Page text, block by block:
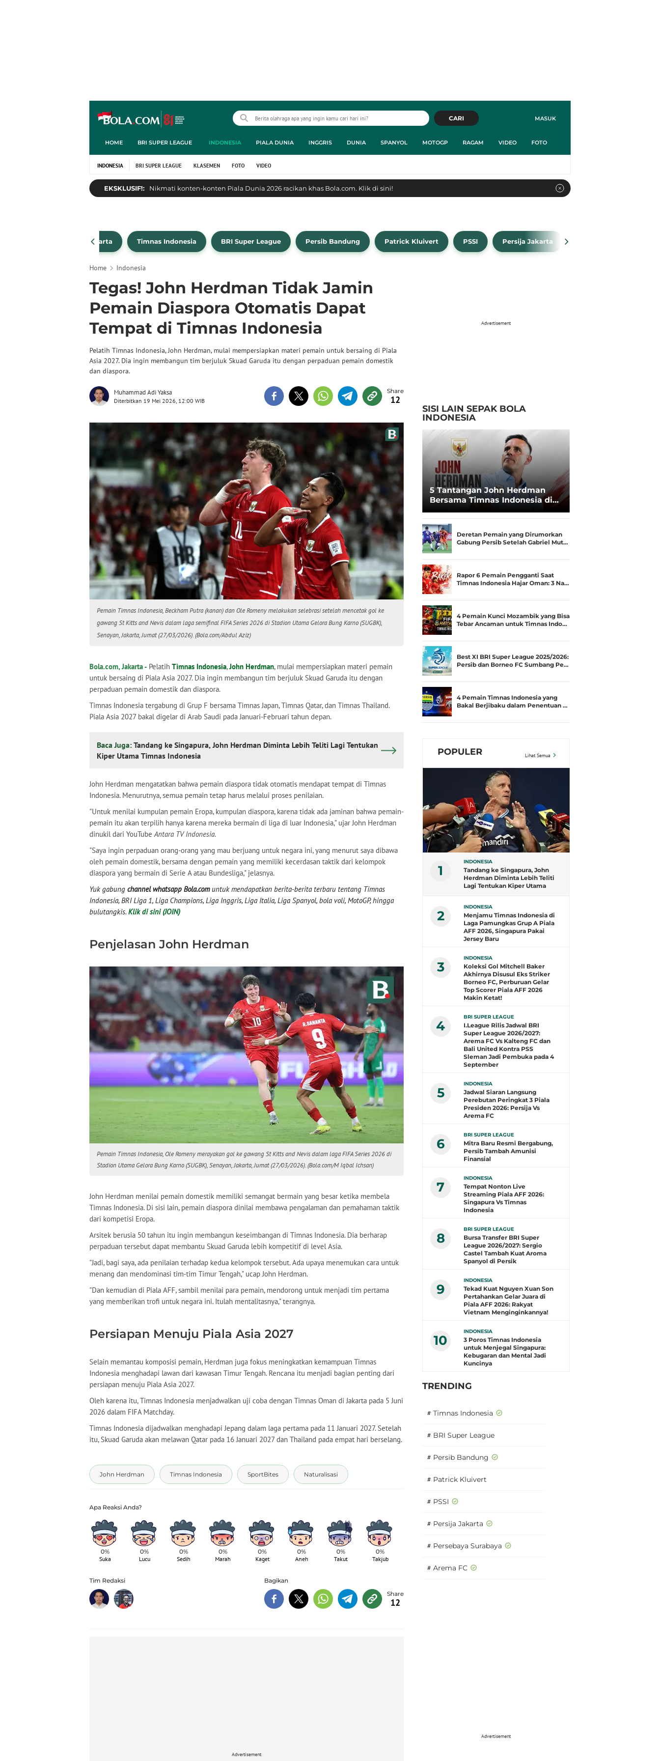
MASUK
CARI
HOME BRI SUPER LEAGUE INDONESIA PIALA DUNIA INGGRIS DUNIA SPANYOL MOTOGP RAGAM VIDEO FOTO
INDONESIA BRI SUPER LEAGUE KLASEMEN FOTO VIDEO
EKSKLUSIF!: Nikmati konten-konten Piala Dunia 2026 racikan khas Bola.com. Klik di sini!
Persija Jakarta Timnas Indonesia BRI Super League Persib Bandung Patrick Kluivert PSSI Persija Jakarta
Home Indonesia
Tegas! John Herdman Tidak Jamin
Pemain Diaspora Otomatis Dapat
Tempat di Timnas Indonesia
Pelatih Timnas Indonesia, John Herdman, mulai mempersiapkan materi pemain untuk bersaing di Piala
Asia 2027. Dia ingin membangun tim berjuluk Skuad Garuda itu dengan perpaduan pemain domestik
dan diaspora.
Muhammad Adi Yaksa
Diterbitkan 19 Mei 2026, 12:00 WIB 12
Pemain Timnas Indonesia, Beckham Putra (kanan) dan Ole Romeny melakukan selebrasi setelah mencetak gol ke
gawang St Kitts and Nevis dalam laga semifinal FIFA Series 2026 di Stadion Utama Gelora Bung Karno (SUGBK),
Senayan, Jakarta, Jumat (27/03/2026). (Bola.com/Abdul Aziz)
Bola.com, Jakarta - Pelatih Timnas Indonesia,John Herdman, mulai mempersiapkan materi pemain
untuk bersaing di Piala Asia 2027. Dia ingin membangun tim berjuluk Skuad Garuda itu dengan
perpaduan pemain domestik dan diaspora.
Timnas Indonesia tergabung di Grup F bersama Timnas Japan, Timnas Qatar, dan Timnas Thailand.
Piala Asia 2027 bakal digelar di Arab Saudi pada Januari-Februari tahun depan.
Baca Juga: Tandang ke Singapura, John Herdman Diminta Lebih Teliti Lagi Tentukan
Kiper Utama Timnas Indonesia
John Herdman mengatatkan bahwa pemain diaspora tidak otomatis mendapat tempat di Timnas
Indonesia. Menurutnya, semua pemain tetap harus melalui proses penilaian.
"Untuk menilai kumpulan pemain Eropa, kumpulan diaspora, karena tidak ada jaminan bahwa pemain-
pemain itu akan terpilih hanya karena mereka bermain di liga di luar Indonesia," ujar John Herdman
dinukil dari YouTubeAntara TV Indonesia.
"Saya ingin perpaduan orang-orang yang mau berjuang untuk negara ini, yang menurut saya dibawa
oleh pemain domestik, bersama dengan pemain yang memiliki kecerdasan taktik dari kelompok
diaspora yang bermain di Serie A atau Bundesliga," jelasnya.
Yuk gabung channel whatsapp Bola.comuntuk mendapatkan berita-berita terbaru tentang Timnas
Indonesia, BRI Liga 1, Liga Champions, Liga Inggris, Liga Italia, Liga Spanyol, bola voli, MotoGP, hingga
bulutangkis. Klik di sini (JOIN)
Penjelasan John Herdman
Pemain Timnas Indonesia, Ole Romeny merayakan gol ke gawang St Kitts and Nevis dalam laga FIFA Series 2026 di
Stadion Utama Gelora Bung Karno (SUGBK), Senayan, Jakarta, Jumat (27/03/2026). (Bola.com/M Iqbal Ichsan)
John Herdman menilai pemain domestik memiliki semangat bermain yang besar ketika membela
Timnas Indonesia. Di sisi lain, pemain diaspora dinilai membawa pengalaman dan pemahaman taktik
dari kompetisi Eropa.
Arsitek berusia 50 tahun itu ingin membangun keseimbangan di Timnas Indonesia. Dia berharap
perpaduan tersebut dapat membantu Skuad Garuda lebih kompetitif di level Asia.
"Jadi, bagi saya, ada penilaian terhadap kedua kelompok tersebut. Ada upaya menemukan cara untuk
menang dan mendominasi tim-tim Timur Tengah," ucap John Herdman.
"Dan kemudian di Piala AFF, sambil menilai para pemain, mendorong untuk menjadi tim pertama
yang memberikan trofi untuk negara ini. Itulah mentalitasnya," terangnya.
Persiapan Menuju Piala Asia 2027
Selain memantau komposisi pemain, Herdman juga fokus meningkatkan kemampuan Timnas
Indonesia menghadapi lawan dari kawasan Timur Tengah. Rencana itu menjadi bagian penting dari
persiapan menuju Piala Asia 2027.
Oleh karena itu, Timnas Indonesia menjadwalkan uji coba dengan Timnas Oman di Jakarta pada 5 Juni
2026 dalam FIFA Matchday.
Timnas Indonesia dijadwalkan menghadapi Jepang dalam laga pertama pada 11 Januari 2027. Setelah
itu, Skuad Garuda akan melawan Qatar pada 16 Januari 2027 dan Thailand pada empat hari berselang.
John Herdman Timnas Indonesia SportBites Naturalisasi
0%
Suka
0%
Lucu
0%
Sedih
0%
Marah
0%
Kaget
0%
Aneh
0%
Takut
0%
Takjub
Tim Redaksi Bagikan
12
Advertisement
Advertisement
SISI LAIN SEPAK BOLA
INDONESIA
5 Tantangan John Herdman
Bersama Timnas Indonesia di
Spesialis Runner-up Menjadi
Juara
Deretan Pemain yang Dirumorkan
Gabung Persib Setelah Gabriel Mut…
Rapor 6 Pemain Pengganti Saat
Timnas Indonesia Hajar Oman: 3 Na…
4 Pemain Kunci Mozambik yang Bisa
Tebar Ancaman untuk Timnas Indo…
Best XI BRI Super League 2025/2026:
Persib dan Borneo FC Sumbang Pe…
4 Pemain Timnas Indonesia yang
Bakal Berjibaku dalam Penentuan …
POPULER Lihat Semua
1
INDONESIA
Tandang ke Singapura, John
Herdman Diminta Lebih Teliti
Lagi Tentukan Kiper Utama
2
INDONESIA
Menjamu Timnas Indonesia di
Laga Pamungkas Grup A Piala
AFF 2026, Singapura Pakai
Jersey Baru
3
INDONESIA
Koleksi Gol Mitchell Baker
Akhirnya Disusul Eks Striker
Borneo FC, Perburuan Gelar
Top Scorer Piala AFF 2026
Makin Ketat!
4
BRI SUPER LEAGUE
I.League Rilis Jadwal BRI
Super League 2026/2027:
Arema FC Vs Kalteng FC dan
Bali United Kontra PSS
Sleman Jadi Pembuka pada 4
September
5
INDONESIA
Jadwal Siaran Langsung
Perebutan Peringkat 3 Piala
Presiden 2026: Persija Vs
Arema FC
6
BRI SUPER LEAGUE
Mitra Baru Resmi Bergabung,
Persib Tambah Amunisi
Finansial
7
INDONESIA
Tempat Nonton Live
Streaming Piala AFF 2026:
Singapura Vs Timnas
Indonesia
8
BRI SUPER LEAGUE
Bursa Transfer BRI Super
League 2026/2027: Sergio
Castel Tambah Kuat Aroma
Spanyol di Persik
9
INDONESIA
Tekad Kuat Nguyen Xuan Son
Pertahankan Gelar Juara di
Piala AFF 2026: Rakyat
Vietnam Menginginkannya!
10
INDONESIA
3 Poros Timnas Indonesia
untuk Menjegal Singapura:
Kebugaran dan Mental Jadi
Kuncinya
TRENDING
# Timnas Indonesia
# BRI Super League
# Persib Bandung
# Patrick Kluivert
# PSSI
# Persija Jakarta
# Persebaya Surabaya
# Arema FC
Advertisement